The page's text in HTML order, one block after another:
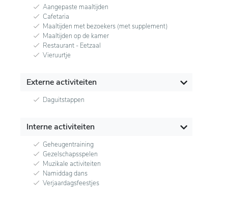
Aangepaste maaltijden
Cafetaria
Maaltijden met bezoekers (met supplement)
Maaltijden op de kamer
Restaurant - Eetzaal
Vieruurtje
Externe activiteiten
Daguitstappen
Interne activiteiten
Geheugentraining
Gezelschapsspelen
Muzikale activiteiten
Namiddag dans
Verjaardagsfeestjes